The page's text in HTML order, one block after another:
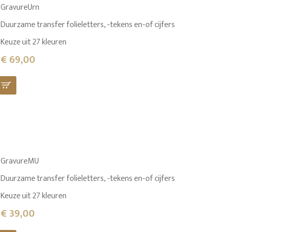
GravureUrn
Duurzame transfer folieletters, -tekens en-of cijfers
Keuze uit 27 kleuren
€ 69,00
GravureMU
Duurzame transfer folieletters, -tekens en-of cijfers
Keuze uit 27 kleuren
€ 39,00